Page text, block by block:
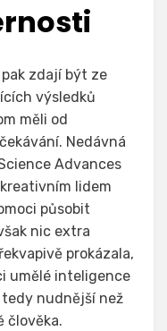
zdají být ze
výsledků
měli od
Nedávná
Advances
lidem
působit
nic extra
prokázala,
umělé inteligence
tedy nudnější než
člověka.